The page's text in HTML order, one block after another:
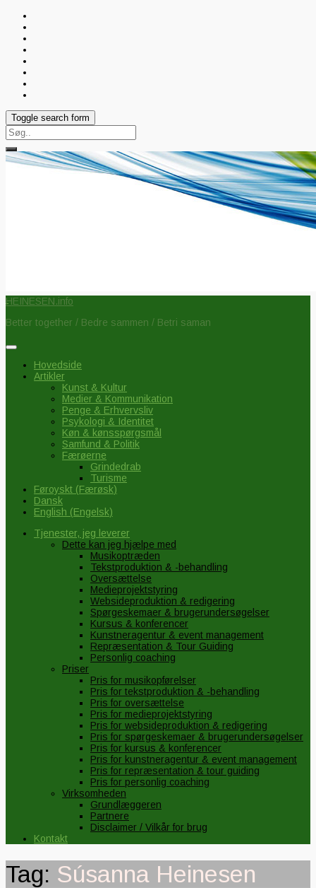
Toggle search form
Search
for:
HEINESEN.info
Better together / Bedre sammen / Betri saman
Hovedside
Artikler
Kunst & Kultur
Medier & Kommunikation
Penge & Erhvervsliv
Psykologi & Identitet
Køn & kønsspørgsmål
Samfund & Politik
Færøerne
Grindedrab
Turisme
Føroyskt (Færøsk)
Dansk
English (Engelsk)
Tjenester, jeg leverer
Dette kan jeg hjælpe med
Musikoptræden
Tekstproduktion & -behandling
Oversættelse
Medieprojektstyring
Websideproduktion & redigering
Spørgeskemaer & brugerundersøgelser
Kursus & konferencer
Kunstneragentur & event management
Repræsentation & Tour Guiding
Personlig coaching
Priser
Pris for musikopførelser
Pris for tekstproduktion & -behandling
Pris for oversættelse
Pris for medieprojektstyring
Pris for websideproduktion & redigering
Pris for spørgeskemaer & brugerundersøgelser
Pris for kursus & konferencer
Pris for kunstneragentur & event management
Pris for repræsentation & tour guiding
Pris for personlig coaching
Virksomheden
Grundlæggeren
Partnere
Disclaimer / Vilkår for brug
Kontakt
Tag: Súsanna Heinesen